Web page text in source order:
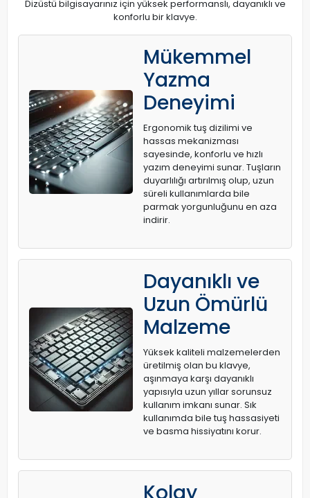
Dizüstü bilgisayarınız için yüksek performanslı, dayanıklı ve
konforlu bir klavye.
Mükemmel
Yazma
Deneyimi
Ergonomik tuş dizilimi ve
hassas mekanizması
sayesinde, konforlu ve hızlı
yazım deneyimi sunar. Tuşların
duyarlılığı artırılmış olup, uzun
süreli kullanımlarda bile
parmak yorgunluğunu en aza
indirir.
Dayanıklı ve
Uzun Ömürlü
Malzeme
Yüksek kaliteli malzemelerden
üretilmiş olan bu klavye,
aşınmaya karşı dayanıklı
yapısıyla uzun yıllar sorunsuz
kullanım imkanı sunar. Sık
kullanımda bile tuş hassasiyeti
ve basma hissiyatını korur.